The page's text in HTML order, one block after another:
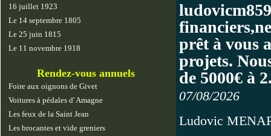
16 juillet 1923
Le 14 septembre 1805
Le 25 juin 1815
Le 11 novembre 1918
Rendez-vous annuels
Foire aux oignons de Givet
Voitures à pédales d' Amagne
Les feux de la Saint Jean
Les brocantes et vide greniers
prêt à vous
projets.
de 5000€ à
07/08/2026
Ludovic